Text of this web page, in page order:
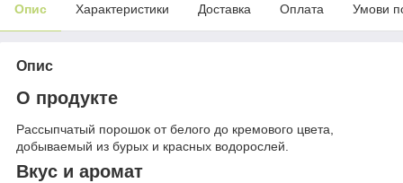
Опис Характеристики Доставка Оплата Умови
Опис
О продукте
Рассыпчатый порошок от белого до кремового цвета,
добываемый из бурых и красных водорослей.
Вкус и аромат